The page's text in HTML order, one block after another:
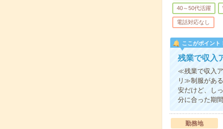
40～50代活躍
電話対応なし
ここがポイント
残業で収入
≪残業で収入
リ≫制服があ
安だけど、し
分に合った期
勤務地